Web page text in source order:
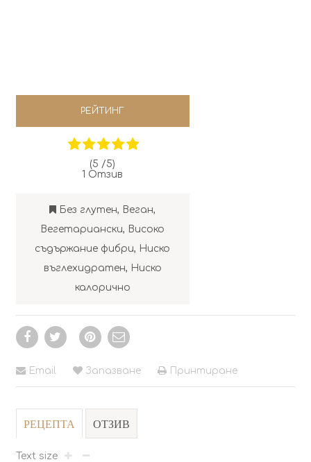
РЕЙТИНГ
(5 /5)
1 Отзив
Без глутен, Веган,
Вегетариански, Високо
съдържание фибри, Ниско
въглехидратен, Ниско
калорично
Email Запазване Принтиране
РЕЦЕПТА ОТЗИВ
Text size